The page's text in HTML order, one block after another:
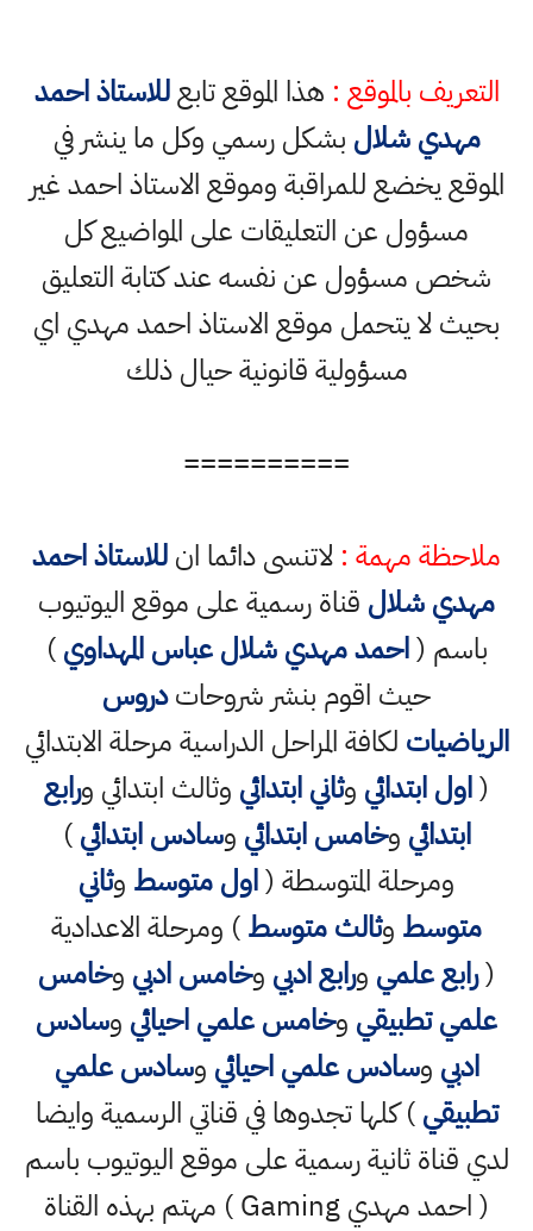
التعريف بالموقع : هذا الموقع تابعللاستاذ احمد
مهدي شلال بشكل رسمي وكل ما ينشر في
الموقع يخضع للمراقبة وموقع الاستاذ احمد غير
مسؤول عن التعليقات على المواضيع كل
شخص مسؤول عن نفسه عند كتابة التعليق
بحيث لا يتحمل موقع الاستاذ احمد مهدي اي
مسؤولية قانونية حيال ذلك
==========
ملاحظة مهمة : لاتنسى دائما انللاستاذ احمد
مهدي شلال قناة رسمية على موقع اليوتيوب
باسم (احمد مهدي شلال عباس المهداوي)
حيث اقوم بنشر شروحاتدروس
الرياضيات لكافة المراحل الدراسية مرحلة الابتدائي
(اول ابتدائي وثاني ابتدائي وثالث ابتدائي ورابع
ابتدائي وخامس ابتدائي وسادس ابتدائي)
ومرحلة المتوسطة (اول متوسط وثاني
متوسط وثالث متوسط) ومرحلة الاعدادية
(رابع علمي ورابع ادبي وخامس ادبي وخامس
علمي تطبيقي وخامس علمي احيائي وسادس
ادبي وسادس علمي احيائي وسادس علمي
تطبيقي) كلها تجدوها في قناتي الرسمية وايضا
لدي قناة ثانية رسمية على موقع اليوتيوب باسم
( احمد مهدي Gaming ) مهتم بهذه القناة